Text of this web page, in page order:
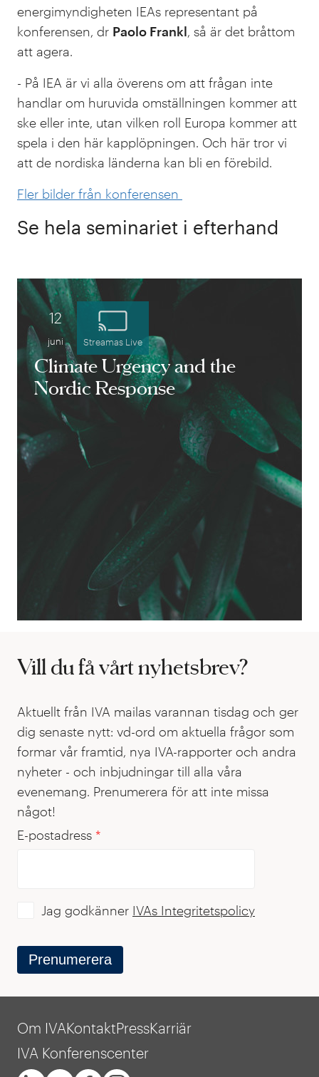
energimyndigheten IEAs representant på
konferensen, dr Paolo Frankl, så är det bråttom
att agera.
- På IEA är vi alla överens om att frågan inte
handlar om huruvida omställningen kommer att
ske eller inte, utan vilken roll Europa kommer att
spela i den här kapplöpningen. Och här tror vi
att de nordiska länderna kan bli en förebild.
Fler bilder från konferensen
Se hela seminariet i efterhand
12
juni Streamas Live
Climate Urgency and the
Nordic Response
08:30- 16:45
IVA
Konferenscenter,
Grev Turegatan
16, Stockholm
digitalt.
Climate Urgency
and the Nordic
Response
Vill du få vårt nyhetsbrev?
Aktuellt från IVA mailas varannan tisdag och ger
dig senaste nytt: vd-ord om aktuella frågor som
formar vår framtid, nya IVA-rapporter och andra
nyheter - och inbjudningar till alla våra
evenemang. Prenumerera för att inte missa
något!
E-postadress *
Prenumerera
Jag godkänner IVAs Integritetspolicy
Om IVAKontaktPressKarriär
IVA Konferenscenter